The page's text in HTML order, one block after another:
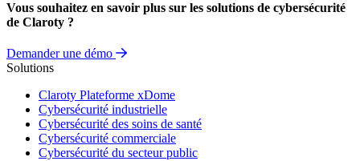
Vous souhaitez en savoir plus sur les solutions de cybersécurité
de Claroty ?
Demander une démo
Solutions
Claroty Plateforme xDome
Cybersécurité industrielle
Cybersécurité des soins de santé
Cybersécurité commerciale
Cybersécurité du secteur public